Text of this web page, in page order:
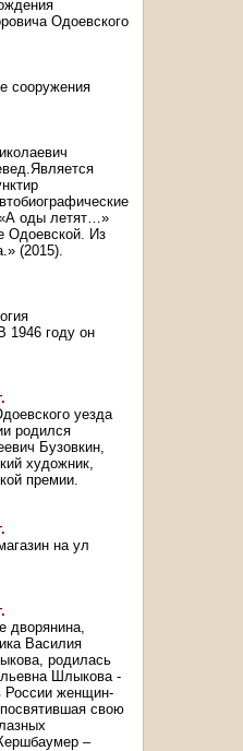
Одоевского
сооружения
оды летят…»
Одоевской. Из
(2015).
1946 году он
уезда
родился
Бузовкин,
художник,
премии.
на ул
дворянина,
Василия
родилась
Шлыкова -
России женщин-
свою
–